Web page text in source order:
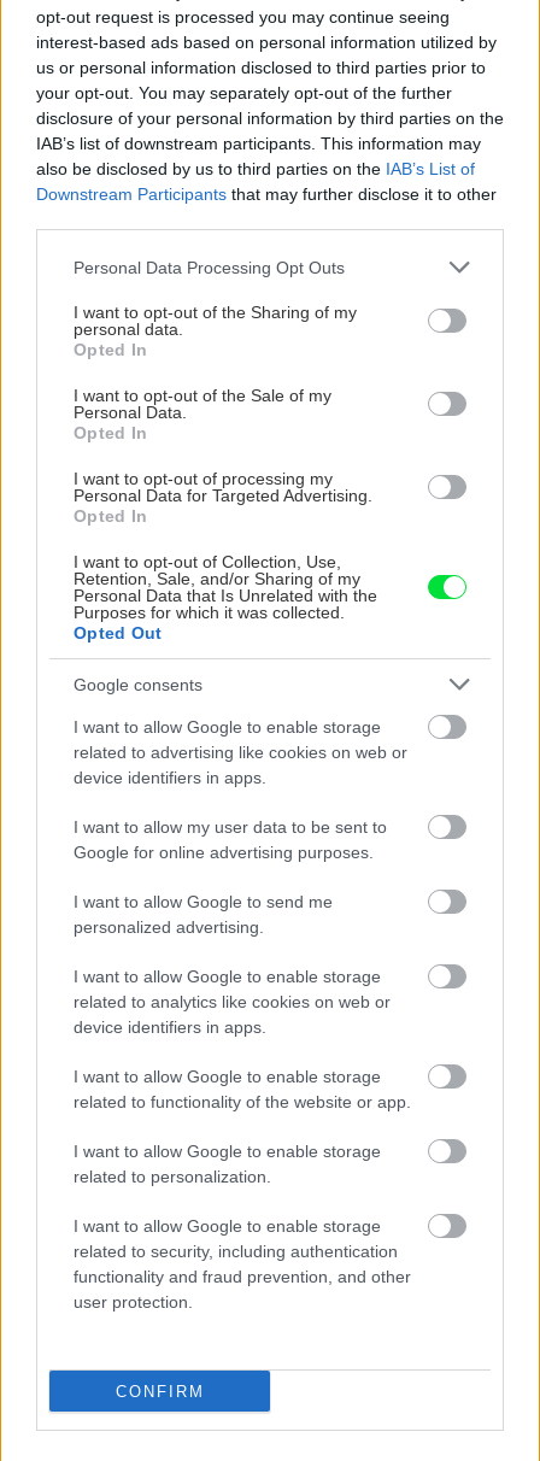
opt-out request is processed you may continue seeing
interest-based ads based on personal information utilized by
us or personal information disclosed to third parties prior to
your opt-out. You may separately opt-out of the further
disclosure of your personal information by third parties on the
IAB’s list of downstream participants. This information may
also be disclosed by us to third parties on the IAB’s List of
Downstream Participants that may further disclose it to other
Please note that this website/app uses one or more Google
not limited to your visit or usage behaviour. You may click to
grant or deny consent to Google and its third-party tags to
use your data for below specified purposes in below Google
consent section.
Personal Data Processing Opt Outs
I want to opt-out of the Sharing of my
personal data.
Opted In
I want to opt-out of the Sale of my
Personal Data.
Opted In
I want to opt-out of processing my
Personal Data for Targeted Advertising.
Opted In
I want to opt-out of Collection, Use,
Retention, Sale, and/or Sharing of my
Personal Data that Is Unrelated with the
Purposes for which it was collected.
Opted Out
Google consents
I want to allow Google to enable storage
related to advertising like cookies on web or
device identifiers in apps.
I want to allow my user data to be sent to
Google for online advertising purposes.
I want to allow Google to send me
personalized advertising.
I want to allow Google to enable storage
related to analytics like cookies on web or
device identifiers in apps.
I want to allow Google to enable storage
related to functionality of the website or app.
I want to allow Google to enable storage
related to personalization.
I want to allow Google to enable storage
related to security, including authentication
functionality and fraud prevention, and other
user protection.
CONFIRM
Záhradné ležadlá v obchodoch sú predražené. Toto si
vyrobíte pod 140 eur a je oveľa pohodlnejšie!
čínske skrutky. Alternatíva slovenskej IKEI - čo sa týka
pevnosti. Autor si nedal veľa námahy s remeselným
spracovaním, škoda. No lepšie než ten odpad z DTD
predávaný v Kauflande alebo Lídli.
ZÁHRADA
Trvalky, ktoré znesú
sucho a teplo? Tieto
ktoré slnko svieti celý
Nemusí to byť len
vašu záhradu
Môže aspirín zachrániť
ochabnuté izbové
rastliny? Pravda vás
možno prekvapí
Júlový reštart uhoriek
podporiť k druhej vlne
kvitnutia?
CHALUPA
starú chalupu na
nepoznanie: Keď
vojdete dnu, zabudnete,
že nie ste v Toskánsku
dokáže aj podpísať.
Slovák sa nebál a v
Čičmanoch si postavil